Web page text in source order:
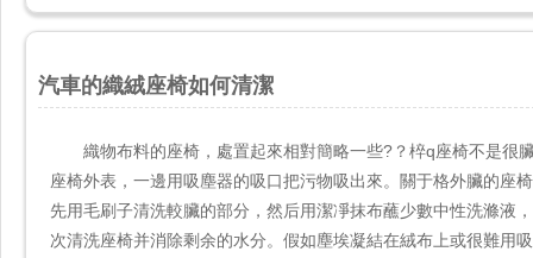
汽車的織絨座椅如何清潔
織物布料的座椅，處置起來相對簡略一些?？椊q座椅不
座椅外表，一邊用吸塵器的吸口把污物吸出來。關于格外臟的
先用毛刷子清洗較臟的部分，然后用潔凈抹布蘸少數中性洗滌液
次清洗座椅并消除剩余的水分。假如塵埃凝結在絨布上或很難